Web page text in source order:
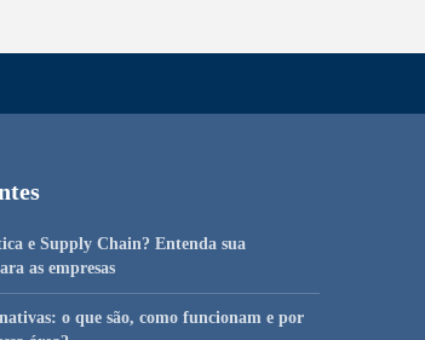
e Supply Chain? Entenda sua
as empresas
o que são, como funcionam e por